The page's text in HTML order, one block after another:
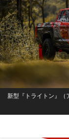
新型『トライトン』（